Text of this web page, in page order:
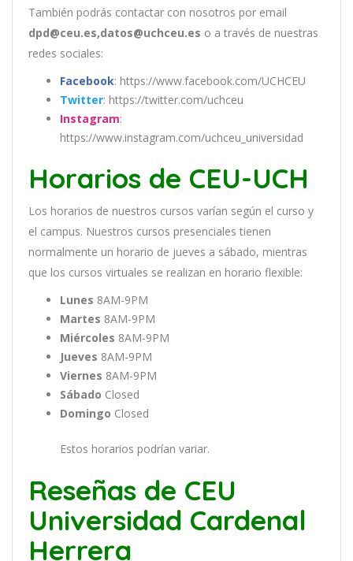
También podrás contactar con nosotros por email
dpd@ceu.es,datos@uchceu.es o a través de nuestras
redes sociales:
Facebook: https://www.facebook.com/UCHCEU
Twitter: https://twitter.com/uchceu
Instagram:
https://www.instagram.com/uchceu_universidad
Horarios de CEU-UCH
Los horarios de nuestros cursos varían según el curso y
el campus. Nuestros cursos presenciales tienen
normalmente un horario de jueves a sábado, mientras
que los cursos virtuales se realizan en horario flexible:
Lunes 8AM-9PM
Martes 8AM-9PM
Miércoles 8AM-9PM
Jueves 8AM-9PM
Viernes 8AM-9PM
Sábado Closed
Domingo Closed
Estos horarios podrían variar.
Reseñas de CEU
Universidad Cardenal
Herrera